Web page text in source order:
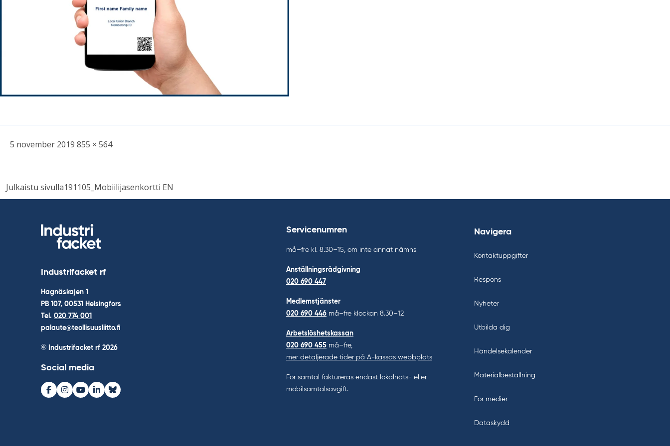
Skriven
5 november 2019 Bild
storlek
855 × 564
Inläggsnavigering
Julkaistu sivulla191105_Mobiilijasenkortti EN
Industrifacket rf
Hagnäskajen 1
PB 107, 00531 Helsingfors
Tel. 020 774 001
palaute@teollisuusliitto.fi
© Industrifacket rf 2026
Social media
Facebook
Instagram
Youtube
LinkedInBluesky
Servicenumren
må–fre kl. 8.30–15, om inte annat nämns
Anställningsrådgivning
020 690 447
Medlemstjänster
020 690 446 må–fre klockan 8.30–12
Arbetslöshetskassan
020 690 455 må–fre,
mer detaljerade tider på A-kassas webbplats
För samtal faktureras endast lokalnäts- eller
mobilsamtalsavgift.
Navigera
Kontaktuppgifter
Respons
Nyheter
Utbilda dig
Händelsekalender
Materialbeställning
För medier
Dataskydd